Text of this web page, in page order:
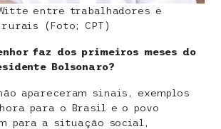
Witte entre trabalhadores e
(Foto; CPT)
faz dos primeiros meses do
Bolsonaro?
apareceram sinais, exemplos
para o Brasil e o povo
para a situação social,